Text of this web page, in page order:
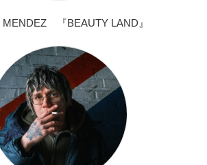
MENDEZ 『BEAUTY LAND』